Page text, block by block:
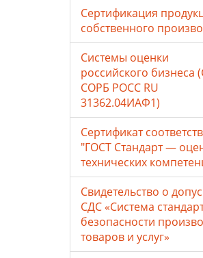
Сертификация
собственного
Системы оценки
российского бизнеса
СОРБ РОСС RU
31362.04ИАФ1)
Сертификат
"ГОСТ Стандарт —
технических
Свидетельство о
СДС «Система
безопасности
товаров и услуг»